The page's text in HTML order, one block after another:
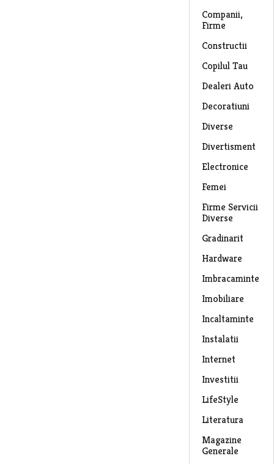
Companii,
Firme
Constructii
Copilul Tau
Dealeri Auto
Decoratiuni
Diverse
Divertisment
Electronice
Femei
Firme Servicii
Diverse
Gradinarit
Hardware
Imbracaminte
Imobiliare
Incaltaminte
Instalatii
Internet
Investitii
LifeStyle
Literatura
Magazine
Generale